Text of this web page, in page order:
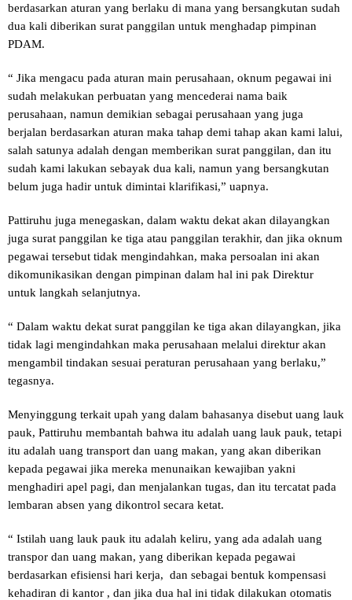
berdasarkan aturan yang berlaku di mana yang bersangkutan sudah
dua kali diberikan surat panggilan untuk menghadap pimpinan
PDAM.
“ Jika mengacu pada aturan main perusahaan, oknum pegawai ini
sudah melakukan perbuatan yang mencederai nama baik
perusahaan, namun demikian sebagai perusahaan yang juga
berjalan berdasarkan aturan maka tahap demi tahap akan kami lalui,
salah satunya adalah dengan memberikan surat panggilan, dan itu
sudah kami lakukan sebayak dua kali, namun yang bersangkutan
belum juga hadir untuk dimintai klarifikasi,” uapnya.
Pattiruhu juga menegaskan, dalam waktu dekat akan dilayangkan
juga surat panggilan ke tiga atau panggilan terakhir, dan jika oknum
pegawai tersebut tidak mengindahkan, maka persoalan ini akan
dikomunikasikan dengan pimpinan dalam hal ini pak Direktur
untuk langkah selanjutnya.
“ Dalam waktu dekat surat panggilan ke tiga akan dilayangkan, jika
tidak lagi mengindahkan maka perusahaan melalui direktur akan
mengambil tindakan sesuai peraturan perusahaan yang berlaku,”
tegasnya.
Menyinggung terkait upah yang dalam bahasanya disebut uang lauk
pauk, Pattiruhu membantah bahwa itu adalah uang lauk pauk, tetapi
itu adalah uang transport dan uang makan, yang akan diberikan
kepada pegawai jika mereka menunaikan kewajiban yakni
menghadiri apel pagi, dan menjalankan tugas, dan itu tercatat pada
lembaran absen yang dikontrol secara ketat.
“ Istilah uang lauk pauk itu adalah keliru, yang ada adalah uang
transpor dan uang makan, yang diberikan kepada pegawai
berdasarkan efisiensi hari kerja, dan sebagai bentuk kompensasi
kehadiran di kantor , dan jika dua hal ini tidak dilakukan otomatis